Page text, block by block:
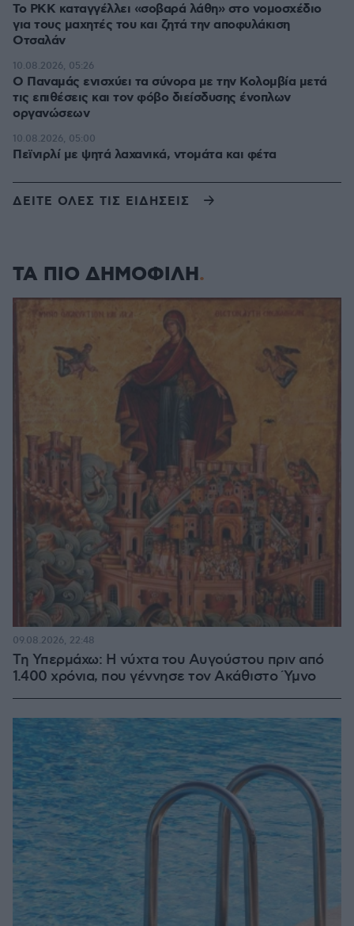
Το PKK καταγγέλλει «σοβαρά λάθη» στο νομοσχέδιο
για τους μαχητές του και ζητά την αποφυλάκιση
Οτσαλάν
O Παναμάς ενισχύει τα σύνορα με την Κολομβία μετά
τις επιθέσεις και τον φόβο διείσδυσης ένοπλων
οργανώσεων
10.08.2026, 05:26
Πεϊνιρλί με ψητά λαχανικά, ντομάτα και φέτα
10.08.2026, 05:00
ΔΕΙΤΕ ΟΛΕΣ ΤΙΣ ΕΙΔΗΣΕΙΣ
ΤΑ ΠΙΟ ΔΗΜΟΦΙΛΗ
Τη Υπερμάχω: Η νύχτα του Αυγούστου πριν από
1.400 χρόνια, που γέννησε τον Ακάθιστο Ύμνο
09.08.2026, 22:48